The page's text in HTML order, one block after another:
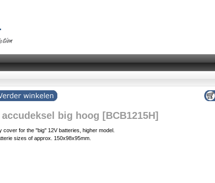
accudeksel big hoog [BCB1215H]
cover for the ''big'' 12V batteries, higher model.
sizes of approx. 150x98x95mm.